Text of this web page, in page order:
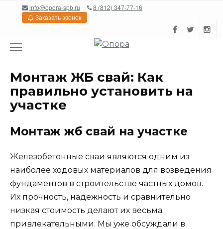
Перейтиinfo@opora-spb.ru
8 (812) 347-77-16
Заказать звонок
Монтаж ЖБ свай: Как
правильно установить на
участке
Монтаж жб свай на участке
Железобетонные сваи являются одним из
наиболее ходовых материалов для возведения
фундаментов в строительстве частных домов.
Их прочность, надежность и сравнительно
низкая стоимость делают их весьма
привлекательными. Мы уже обсуждали в